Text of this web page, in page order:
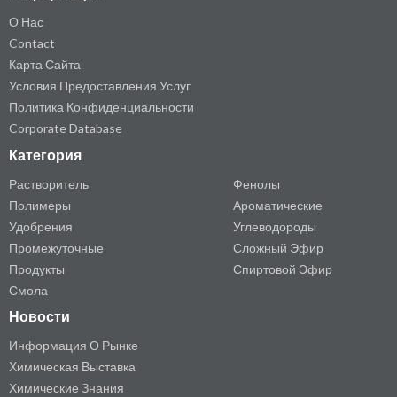
О Нас
Contact
Карта Сайта
Условия Предоставления Услуг
Политика Конфиденциальности
Corporate Database
Категория
Растворитель
Полимеры
Удобрения
Промежуточные
Продукты
Смола
Фенолы
Ароматические
Углеводороды
Сложный Эфир
Спиртовой Эфир
Новости
Информация О Рынке
Химическая Выставка
Химические Знания